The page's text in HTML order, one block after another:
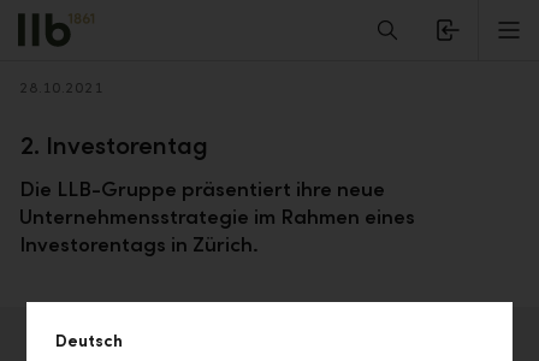
Alerts.Headline
Zurück
28.10.2021
2. Investorentag
Die LLB-Gruppe präsentiert ihre neue
Unternehmensstrategie im Rahmen eines
Investorentags in Zürich.
Veranstaltungsdetails
Deutsch